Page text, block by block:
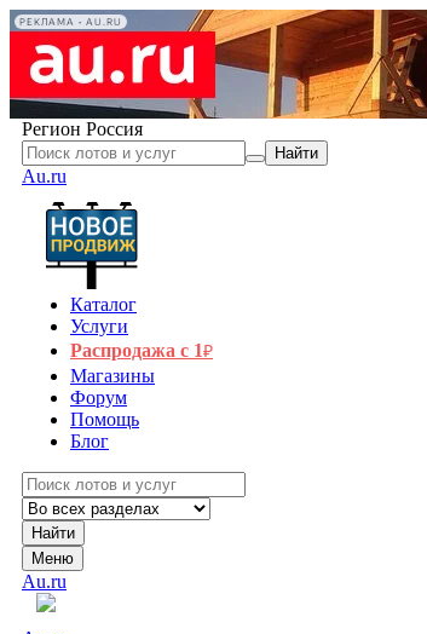
РЕКЛАМА • AU.RU
Регион Россия
Найти
Au.ru
Каталог
Услуги
Распродажа с 1₽
Магазины
Форум
Помощь
Блог
Найти
Меню
Au.ru